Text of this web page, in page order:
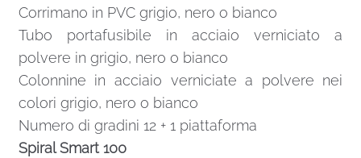
Corrimano in PVC grigio, nero o bianco
Tubo portafusibile in acciaio verniciato a
polvere in grigio, nero o bianco
Colonnine in acciaio verniciate a polvere nei
colori grigio, nero o bianco
Numero di gradini 12 + 1 piattaforma
Spiral Smart 100